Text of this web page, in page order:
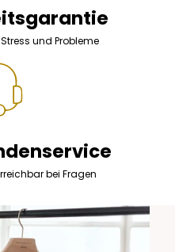
und Probleme
bei Fragen